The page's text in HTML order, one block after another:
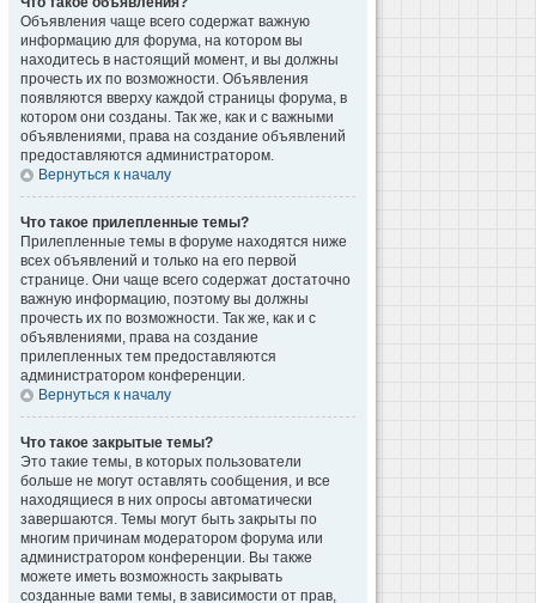
Объявления чаще всего содержат важную
информацию для форума, на котором вы
находитесь в настоящий момент, и вы должны
прочесть их по возможности. Объявления
появляются вверху каждой страницы форума, в
котором они созданы. Так же, как и с важными
объявлениями, права на создание объявлений
предоставляются администратором.
Вернуться к началу
Что такое прилепленные темы?
Прилепленные темы в форуме находятся ниже
всех объявлений и только на его первой
странице. Они чаще всего содержат достаточно
важную информацию, поэтому вы должны
прочесть их по возможности. Так же, как и с
объявлениями, права на создание
прилепленных тем предоставляются
администратором конференции.
Вернуться к началу
Что такое закрытые темы?
Это такие темы, в которых пользователи
больше не могут оставлять сообщения, и все
находящиеся в них опросы автоматически
завершаются. Темы могут быть закрыты по
многим причинам модератором форума или
администратором конференции. Вы также
можете иметь возможность закрывать
созданные вами темы, в зависимости от прав,